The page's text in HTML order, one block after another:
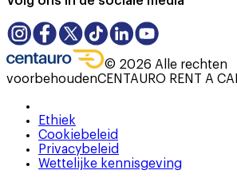
© 2026 Alle rechten
voorbehoudenCENTAURO RENT A
Ethiek
Cookiebeleid
Privacybeleid
Wettelijke kennisgeving